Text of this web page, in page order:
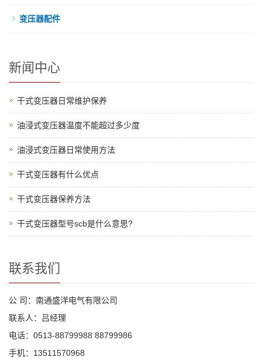
变压器配件
新闻中心
干式变压器日常维护保养
油浸式变压器温度不能超过多少度
油浸式变压器日常使用方法
干式变压器有什么优点
干式变压器保养方法
干式变压器型号scb是什么意思?
联系我们
公 司：南通盛洋电气有限公司
联系人：吕经理
电话：0513-88799988 88799986
手机：13511570968